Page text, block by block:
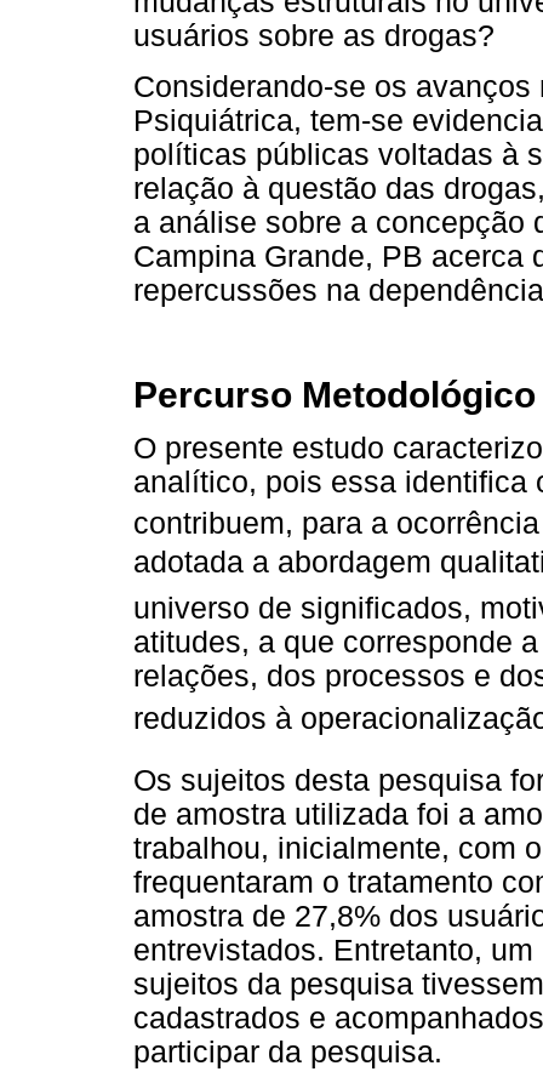
usuários sobre as drogas?
Considerando-se os
Psiquiátrica, tem-se
políticas públicas voltadas à
relação à questão das
a análise sobre a concepção
Campina Grande, PB acerca
repercussões na
Percurso Metodológico
O presente estudo
analítico, pois essa identifica
contribuem, para a
adotada a abordagem
universo de significados,
atitudes, a que corresponde
relações, dos processos e
reduzidos à
Os sujeitos desta pesquisa
de amostra utilizada foi a
trabalhou, inicialmente, com
frequentaram o tratamento
amostra de 27,8% dos
entrevistados. Entretanto,
sujeitos da pesquisa
cadastrados e
participar da pesquisa.